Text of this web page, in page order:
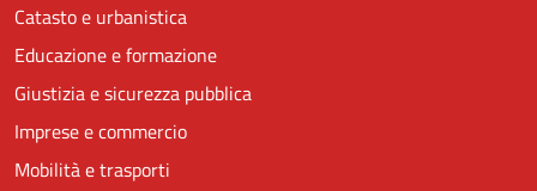
Catasto e urbanistica
Educazione e formazione
Giustizia e sicurezza pubblica
Imprese e commercio
Mobilità e trasporti